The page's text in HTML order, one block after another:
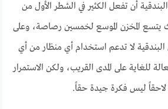
أن تفعل الكثير في الشطر الأول من
يتسع المخزن الموسع لخمسين رصاصة، وعلى
لا تدعم استخدام أي منظار من أي
للغاية على المدى القريب، ولكن الاستمرار
لاحقاً ليس فكرة جيدة حقاً.